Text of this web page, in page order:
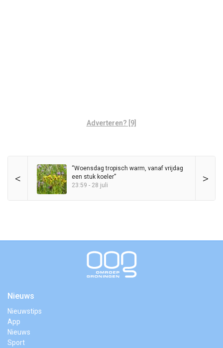
Adverteren? [9]
< >
“Woensdag tropisch warm, vanaf vrijdag
een stuk koeler”
23:59 - 28 juli
Nieuws
Nieuwstips
App
Nieuws
Sport